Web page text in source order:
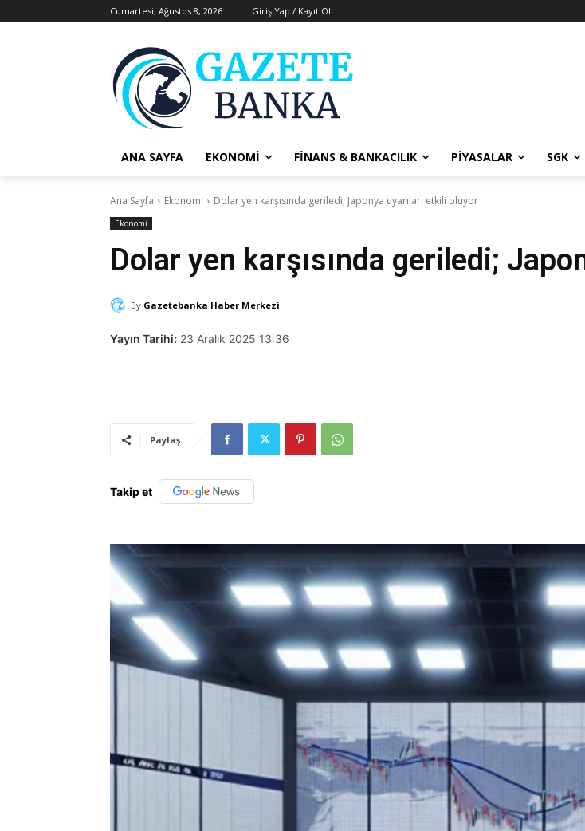
Cumartesi, Ağustos 8, 2026 Giriş Yap / Kayıt Ol
ANA SAYFA EKONOMI FINANS & BANKACILIK PIYASALAR SGK
Ana Sayfa Ekonomi Dolar yen karşısında geriledi; Japonya uyarıları etkili oluyor
Ekonomi
Dolar yen karşısında geriledi;
By Gazetebanka Haber Merkezi
Yayın Tarihi: 23 Aralık 2025 13:36
Paylaş
Takip et